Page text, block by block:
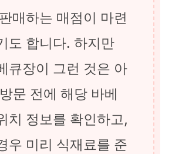
매하는 매점이 마련
도 합니다. 하지만
큐장이 그런 것은 아
문 전에 해당 바베
치 정보를 확인하고,
우 미리 식재료를 준